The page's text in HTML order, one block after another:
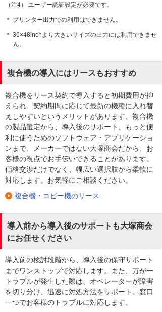
（注4） ユーザー認証設定が必要です。
＊ プリンター出力での利用はできません。
＊ 36×48inchより大きいサイズの出力には利用できませ
ん。
複合機の導入にはリースもおすすめ
複合機をリース契約で導入すると初期費用が抑
えられ、契約期間に応じて最新の機種に入れ替
えしやすいというメリットがあります。複合機
の製品選定から、導入後のサポート、もっと便
利に使うためのソフトウェア・アプリケーショ
ンまで、メーカーではない大塚商会だから、お
客様の視点でお手伝いできることがあります。
価格交渉だけでなく、幅広い選択肢から柔軟に
対応します。お気軽にご相談ください。
複合機・コピー機のリース
導入前から導入後のサポートも大塚商会
にお任せください
導入前の検討段階から、導入後の保守サポート
までワンストップで対応します。また、万が一
トラブルが発生した際は、オペレーターが障害
を切り分け、迅速に対処方法をサポート。窓口
一つでお客様のトラブルに対応します。